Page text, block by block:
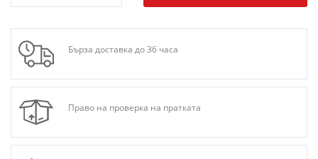
Бърза доставка до 36 часа
Право на проверка на пратката